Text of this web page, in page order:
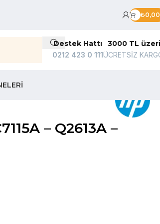
₺0,00
Destek Hattı
0212 423 0 111
3000 TL üzeri
ÜCRETSİZ
– Q2613A –